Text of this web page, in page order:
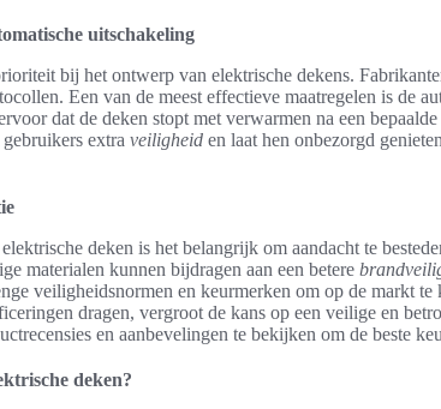
uitschakeling
bij het ontwerp van elektrische dekens.
Een van de meest effectieve maatregelen is de
dat de deken stopt met verwarmen na een
extra veiligheid en laat hen onbezorgd
deken is het belangrijk om aandacht te
materialen kunnen bijdragen aan een betere
veiligheidsnormen en keurmerken om op de markt
dragen, vergroot de kans op een veilige en
en aanbevelingen te bekijken om de beste
deken?